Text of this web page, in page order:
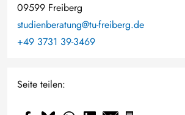
09599 Freiberg
studienberatung@tu-freiberg.de
+49 3731 39-3469
Seite teilen: